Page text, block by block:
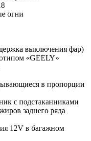
огни
выключения фар)
«GEELY»
в пропорции
с подстаканниками
заднего ряда
12V в багажном